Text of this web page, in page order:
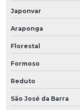
Japonvar
Araponga
Florestal
Formoso
Reduto
São José da Barra